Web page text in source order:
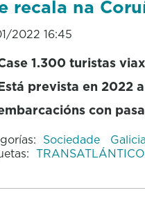
recala na
2022 16:45
1.300 turistas
prevista en 2022
con
Sociedade Galicia